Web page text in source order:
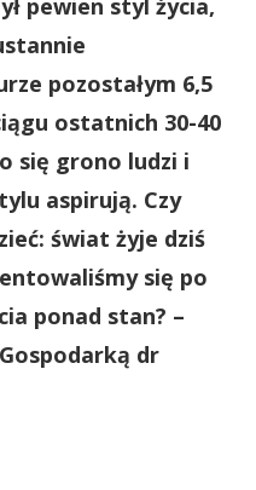
pewien styl życia,
pozostałym 6,5
ostatnich 30-40
się grono ludzi i
aspirują. Czy
świat żyje dziś
się po
ponad stan? –
dr